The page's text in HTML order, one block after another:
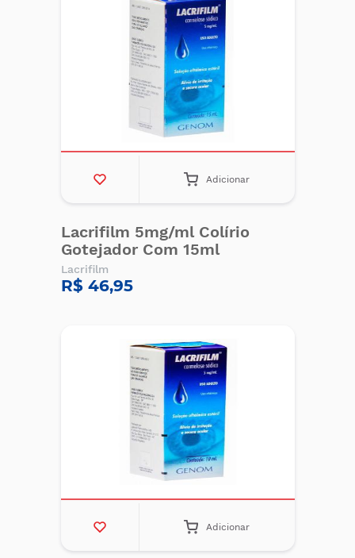
Adicionar
Lacrifilm 5mg/ml Colírio
Gotejador Com 15ml
Lacrifilm
R$ 46,95
Adicionar